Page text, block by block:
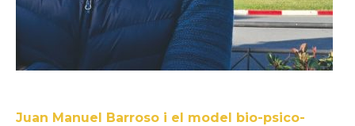
Juan Manuel Barroso i el model bio-psico-